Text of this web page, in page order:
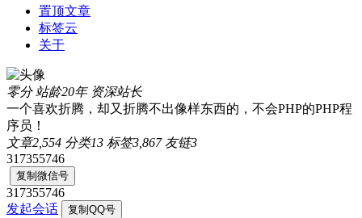
置顶文章
标签云
关于
零分 站龄20年 资深站长
一个喜欢折腾，却又折腾不出像样东西的，不会PHP的PHP程
序员！
文章2,554 分类13 标签3,867 友链3
317355746
复制微信号
317355746
发起会话
复制QQ号